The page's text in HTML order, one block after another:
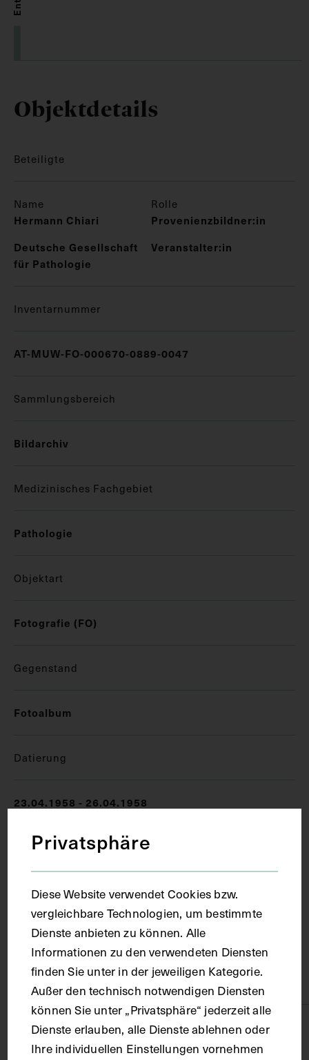
Objektdetails
Beteiligte
Name Rolle
Hermann Chiari
Provenienzbildner:in
Deutsche Gesellschaft
für Pathologie
Veranstalter:in
Inventarnummer
AT-MUW-FO-000670-0889-0047
Sammlungsbereich
Bildarchiv
Medizinisches Fachgebiet
Pathologie
Objektart
Fotografie (FO)
Gegenstand
Fotoalbum
Datierung
23.04.1958 - 26.04.1958
Wien
Material
Technik
Privatsphäre
Diese Website verwendet Cookies bzw.
vergleichbare Technologien, um bestimmte
Dienste anbieten zu können. Alle
Informationen zu den verwendeten Diensten
finden Sie unter in der jeweiligen Kategorie.
Außer den technisch notwendigen Diensten
können Sie unter „Privatsphäre“ jederzeit alle
Dienste erlauben, alle Dienste ablehnen oder
Ihre individuellen Einstellungen vornehmen